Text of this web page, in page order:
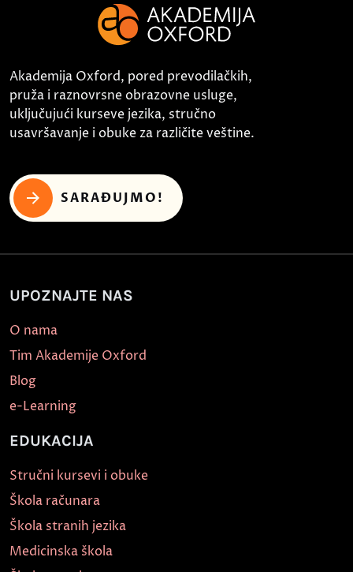
Akademija Oxford, pored prevodilačkih,
pruža i raznovrsne obrazovne usluge,
uključujući kurseve jezika, stručno
usavršavanje i obuke za različite veštine.
SARAĐUJMO!
UPOZNAJTE NAS
O nama
Tim Akademije Oxford
Blog
e-Learning
EDUKACIJA
Stručni kursevi i obuke
Škola računara
Škola stranih jezika
Medicinska škola